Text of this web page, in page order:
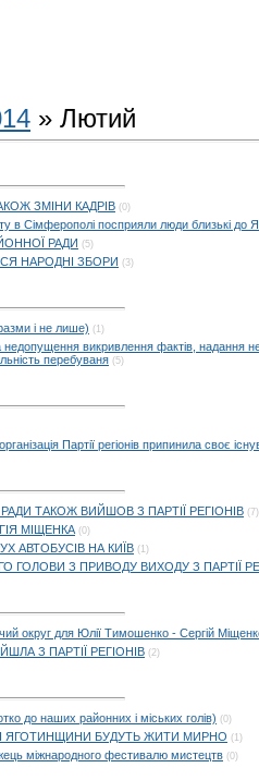
» Лютий
ЗМІНИ КАДРІВ (0)
в Сімферополі посприяли люди близькі до
РАДИ (5)
НАРОДНІ ЗБОРИ (3)
і не лише) (1)
викривлення фактів, надання
перебуваня (5)
Партії регіонів припинила своє
ТАКОЖ ВИЙШОВ З ПАРТІЇ РЕГІОНІВ (7)
МІЩЕНКА (0)
АВТОБУСІВ НА КИЇВ (1)
ГОЛОВИ З ПРИВОДУ ВИХОДУ З ПАРТІЇ
округ для Юлії Тимошенко - Сергій
З ПАРТІЇ РЕГІОНІВ (2)
до наших районних і міських голів) (0)
ЯГОТИНЩИНИ БУДУТЬ ЖИТИ МИРНО (1)
міжнародного фестивалю мистецтв (0)